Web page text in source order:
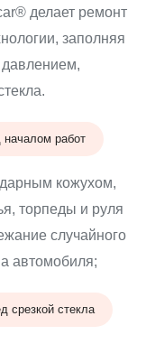
делает ремонт
заполняя
работ
кожухом,
торпеды и руля
случайного
автомобиля;
срезкой стекла